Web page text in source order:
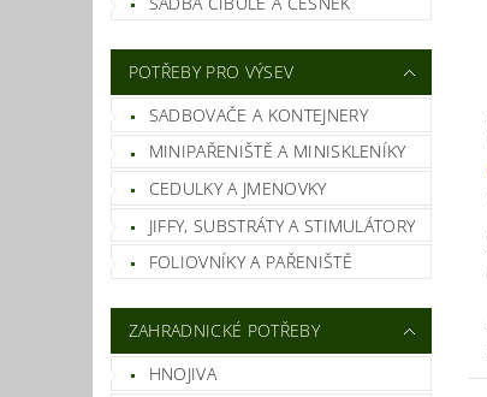
POTŘEBY PRO VÝSEV
SADBOVAČE A KONTEJNERY
MINIPAŘENIŠTĚ A MINISKLENÍKY
CEDULKY A JMENOVKY
JIFFY, SUBSTRÁTY A STIMULÁTORY
FOLIOVNÍKY A PAŘENIŠTĚ
ZAHRADNICKÉ POTŘEBY
HNOJIVA